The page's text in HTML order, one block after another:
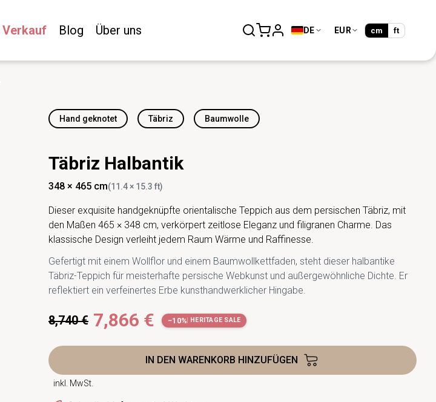
Verkauf Blog Über uns DE EUR cm ft
Hand geknotet Täbriz Baumwolle
Täbriz Halbantik
348 × 465 cm(11.4 × 15.3 ft)
Dieser exquisite handgeknüpfte orientalische Teppich aus dem persischen Täbriz, mit
den Maßen 465 × 348 cm, verkörpert zeitlose Eleganz und filigranen Charme. Das
klassische Design verleiht jedem Raum Wärme und Raffinesse.
Gefertigt mit einem Wollflor und einem Baumwollkettfaden, steht dieser halbantike
Täbriz-Teppich für meisterhafte persische Webkunst und außergewöhnliche Dichte. Er
reflektiert ein verfeinertes Erbe kunsthandwerklicher Hingabe.
8,740 € 7,866 € −10% HERITAGE SALE
IN DEN WARENKORB HINZUFÜGEN
inkl. MwSt.